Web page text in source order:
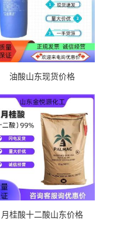
油酸山东现货价格
月桂酸十二酸山东价格